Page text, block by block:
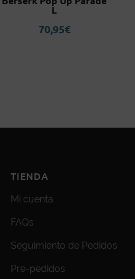
L
70,95€
TIENDA
Mi cuenta
FAQs
Seguimiento de Pedidos
Pre-pedidos